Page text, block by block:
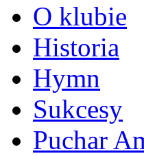
O klubie
Historia
Hymn
Sukcesy
Puchar